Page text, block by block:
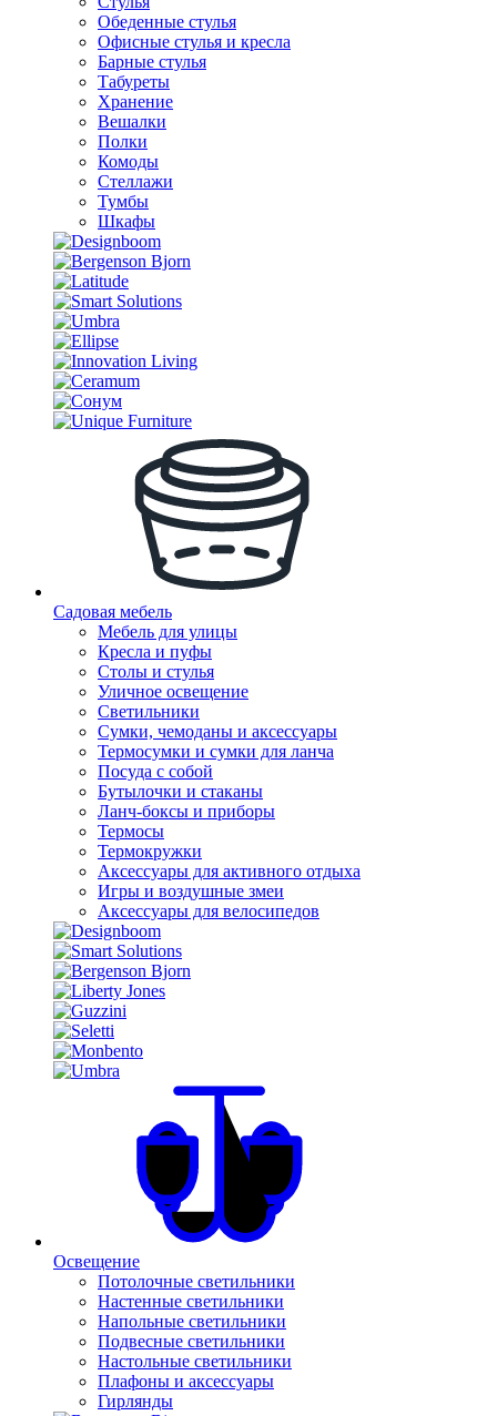
Обеденные стулья
Офисные стулья и кресла
Барные стулья
Табуреты
Хранение
Вешалки
Полки
Комоды
Стеллажи
Тумбы
Шкафы
Садовая мебель
Мебель для улицы
Кресла и пуфы
Столы и стулья
Уличное освещение
Светильники
Сумки, чемоданы и аксессуары
Термосумки и сумки для ланча
Посуда с собой
Бутылочки и стаканы
Ланч-боксы и приборы
Термосы
Термокружки
Аксессуары для активного отдыха
Игры и воздушные змеи
Аксессуары для велосипедов
Освещение
Потолочные светильники
Настенные светильники
Напольные светильники
Подвесные светильники
Настольные светильники
Плафоны и аксессуары
Гирлянды